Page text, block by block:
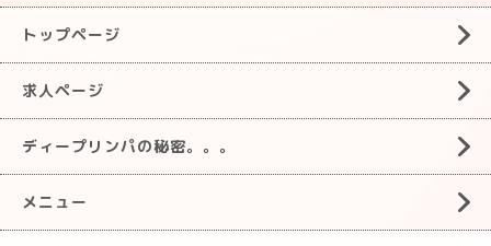
トップページ
求人ページ
ディープリンパの秘密。。。
メニュー